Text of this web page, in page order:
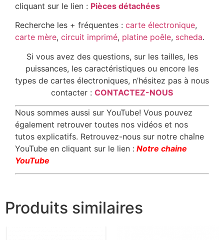
cliquant sur le lien : Pièces détachées
Recherche les + fréquentes : carte électronique,
carte mère, circuit imprimé, platine poêle, scheda.
Si vous avez des questions, sur les tailles, les
puissances, les caractéristiques ou encore les
types de cartes électroniques, n’hésitez pas à nous
contacter : CONTACTEZ-NOUS
Nous sommes aussi sur YouTube! Vous pouvez
également retrouver toutes nos vidéos et nos
tutos explicatifs. Retrouvez-nous sur notre chaîne
YouTube en cliquant sur le lien : Notre chaine
YouTube
Produits similaires